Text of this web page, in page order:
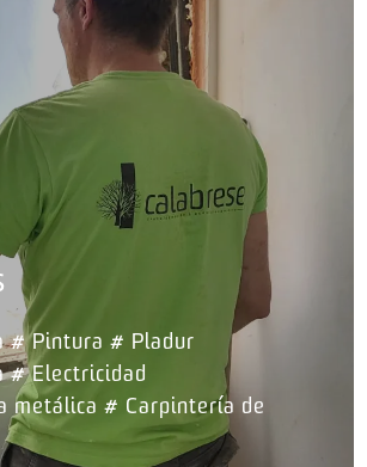
# Pintura # Pladur
# Electricidad
metálica # Carpintería de